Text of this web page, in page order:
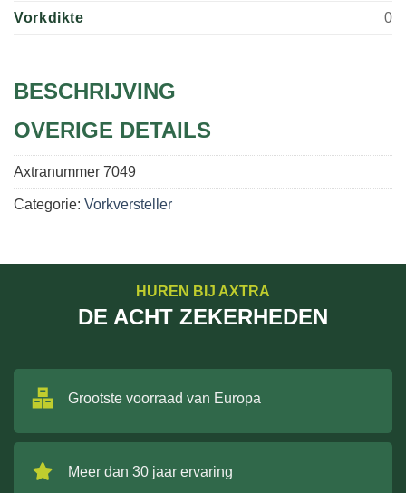
Vorkdikte 0
BESCHRIJVING
OVERIGE DETAILS
Axtranummer 7049
Categorie: Vorkversteller
HUREN BIJ AXTRA
DE ACHT ZEKERHEDEN
Grootste voorraad van Europa
Meer dan 30 jaar ervaring